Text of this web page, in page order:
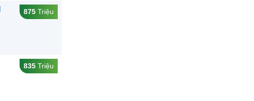
875 Triệu
835 Triệu